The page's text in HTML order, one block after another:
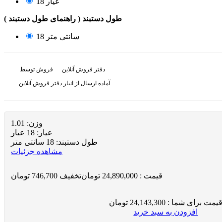
طول دستبند ( راهنمای طول دستبند )
18 سانتی متر
فروش توسط
دفتر فروش آنلاین
آماده ارسال از انبار دفتر فروش آنلاین
وزن: 1.01
عيار: 18 عیار
طول دستبند: 18 سانتی متر
مشاهده جزئیات
قیمت : 24,890,000 تومانتخفیف 746,700 تومان
قیمت برای شما : 24,143,300 تومان
افزودن به سبد خرید